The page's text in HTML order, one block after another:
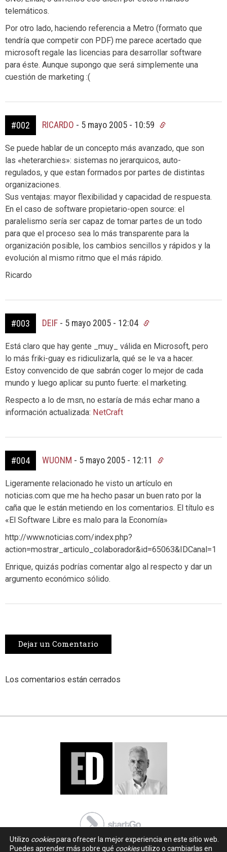
telemáticos.
Por otro lado, haciendo referencia a Metro (formato que
tendría que competir con PDF) me parece acertado que
microsoft regale las licencias para desarrollar software
para éste. Aunque supongo que será simplemente una
cuestión de marketing :(
#002 RICARDO - 5 mayo 2005 - 10:59
Se puede hablar de un concepto más avanzado, que son
las «heterarchies»: sistemas no jerarquicos, auto-
regulados, y que estan formados por partes de distintas
organizaciones.
Sus ventajas: mayor flexibilidad y capacidad de respuesta.
En el caso de software propietario-open source: el
paralelismo sería ser capaz de tomar partes de un todo
para que el proceso sea lo más transparente para la
organización posible, los cambios sencillos y rápidos y la
evolución al mismo ritmo que el más rápido.
Ricardo
#003 DEIF - 5 mayo 2005 - 12:04
Está claro que hay gente _muy_ válida en Microsoft, pero
lo más friki-guay es ridiculizarla, qué se le va a hacer.
Estoy convencido de que sabrán coger lo mejor de cada
mundo y luego aplicar su punto fuerte: el marketing.
Respecto a lo de msn, no estaría de más echar mano a
información actualizada: NetCraft
#004 WUONM - 5 mayo 2005 - 12:11
Ligeramente relacionado he visto un artículo en
noticias.com que me ha hecho pasar un buen rato por la
caña que le están metiendo en los comentarios. El título es
«El Software Libre es malo para la Economía»
http://www.noticias.com/index.php?
action=mostrar_articulo_colaborador&id=65063&IDCanal=1
Enrique, quizás podrías comentar algo al respecto y dar un
argumento económico sólido.
Dejar un Comentario
Los comentarios están cerrados
Utilizo cookiespara ofrecer la mejor experiencia en este sitio web.
Puedes aprender más sobre qué cookiesutilizo o cambiarlas en